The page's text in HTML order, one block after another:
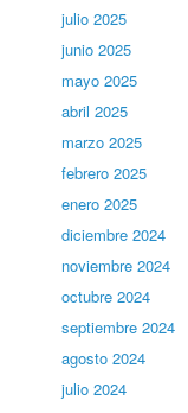
julio 2025
junio 2025
mayo 2025
abril 2025
marzo 2025
febrero 2025
enero 2025
diciembre 2024
noviembre 2024
octubre 2024
septiembre 2024
agosto 2024
julio 2024